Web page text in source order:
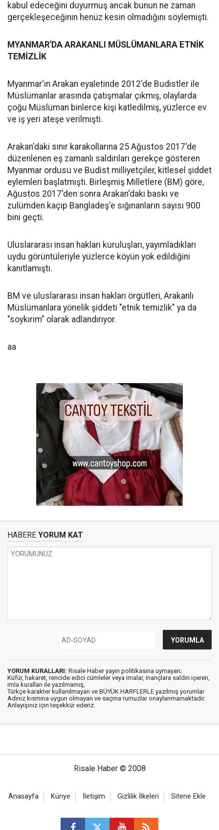
kabul edeceğini duyurmuş ancak bunun ne zaman
gerçekleşeceğinin henüz kesin olmadığını söylemişti.
MYANMAR'DA ARAKANLI MÜSLÜMANLARA ETNİK
TEMİZLİK
Myanmar'ın Arakan eyaletinde 2012'de Budistler ile
Müslümanlar arasında çatışmalar çıkmış, olaylarda
çoğu Müslüman binlerce kişi katledilmiş, yüzlerce ev
ve iş yeri ateşe verilmişti.
Arakan'daki sınır karakollarına 25 Ağustos 2017'de
düzenlenen eş zamanlı saldırıları gerekçe gösteren
Myanmar ordusu ve Budist milliyetçiler, kitlesel şiddet
eylemleri başlatmıştı. Birleşmiş Milletlere (BM) göre,
Ağustos 2017'den sonra Arakan'daki baskı ve
zulümden kaçıp Bangladeş'e sığınanların sayısı 900
bini geçti.
Uluslararası insan hakları kuruluşları, yayımladıkları
uydu görüntüleriyle yüzlerce köyün yok edildiğini
kanıtlamıştı.
BM ve uluslararası insan hakları örgütleri, Arakanlı
Müslümanlara yönelik şiddeti "etnik temizlik" ya da
"soykırım" olarak adlandırıyor.
aa
HABERE YORUM KAT
YORUM KURALLARI: Risale Haber yayın politikasına uymayan;
Küfür, hakaret, rencide edici cümleler veya imalar, inançlara saldırı içeren,
imla kuralları ile yazılmamış,
Türkçe karakter kullanılmayan ve BÜYÜK HARFLERLE yazılmış yorumlar
Adınız kısmına uygun olmayan ve saçma rumuzlar onaylanmamaktadır.
Anlayışınız için teşekkür ederiz.
Risale Haber © 2008
Anasayfa Künye İletişim Gizlilik İlkeleri Sitene Ekle